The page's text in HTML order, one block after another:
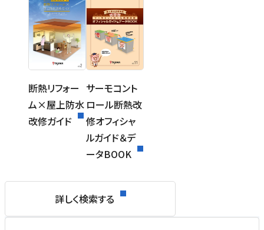
断熱リフォー
ム×屋上防水
改修ガイド
サーモコント
ロール断熱改
修オフィシャ
ルガイド＆デ
ータBOOK
詳しく検索する